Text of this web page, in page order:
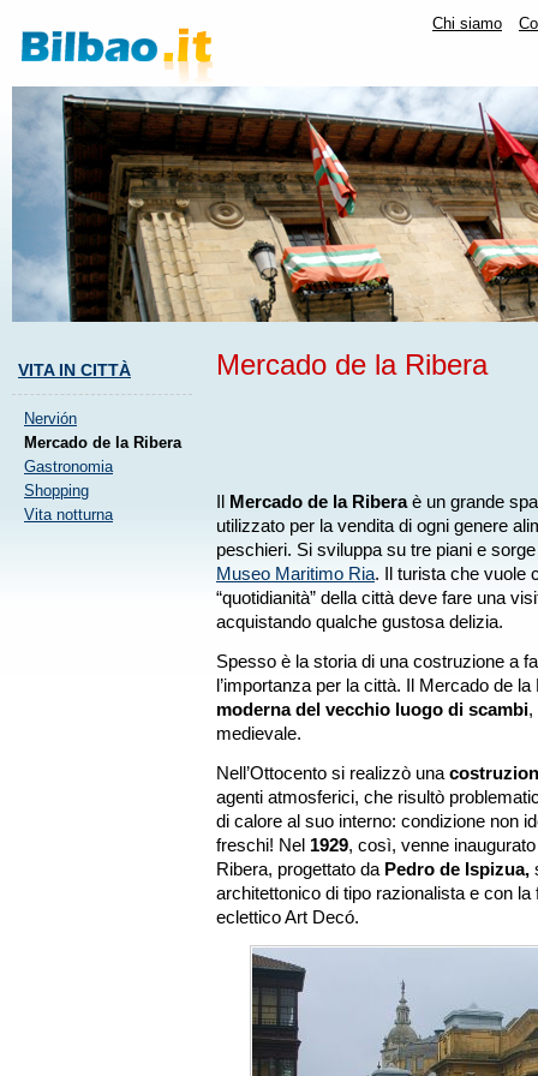
Chi siamo
VITA IN CITTÀ
Nervión
Mercado de la Ribera
Gastronomia
Shopping
Vita notturna
Mercado de la Ribera
Mercado de la Riberaè un grande
utilizzato per la vendita di ogni genere
peschieri. Si sviluppa su tre piani e
Museo Maritimo Ria. Il turista che vuole
“quotidianità” della città deve fare una
acquistando qualche gustosa delizia.
Spesso è la storia di una costruzione a
l’importanza per la città. Il Mercado de
moderna del vecchio luogo di scambi,
medievale.
Nell’Ottocento si realizzò una
agenti atmosferici, che risultò
di calore al suo interno: condizione non
freschi! Nel 1929, così, venne
Ribera, progettato da Pedro de Ispizua,
architettonico di tipo razionalista e con
eclettico Art Decó.